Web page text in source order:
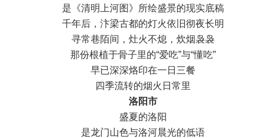
是《清明上河图》所绘盛景的现实底稿
千年后，汴梁古都的灯火依旧彻夜长明
寻常巷陌间，灶火不熄，炊烟袅袅
那份根植于骨子里的“爱吃”与“懂吃”
早已深深烙印在一日三餐
四季流转的烟火日常里
洛阳市
盛夏的洛阳
是龙门山色与洛河晨光的低语